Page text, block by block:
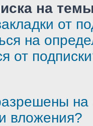
на
от
на
от
вложения?